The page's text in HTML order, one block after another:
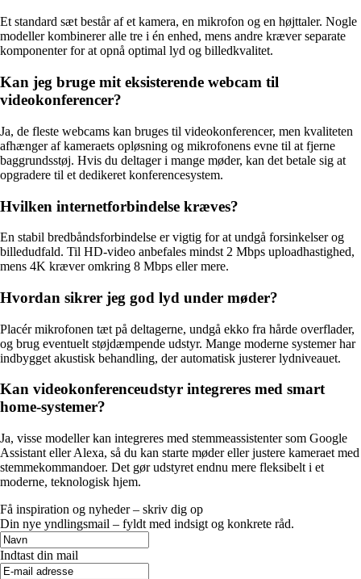
Et standard sæt består af et kamera, en mikrofon og en højttaler. Nogle
modeller kombinerer alle tre i én enhed, mens andre kræver separate
komponenter for at opnå optimal lyd og billedkvalitet.
Kan jeg bruge mit eksisterende webcam til
videokonferencer?
Ja, de fleste webcams kan bruges til videokonferencer, men kvaliteten
afhænger af kameraets opløsning og mikrofonens evne til at fjerne
baggrundsstøj. Hvis du deltager i mange møder, kan det betale sig at
opgradere til et dedikeret konferencesystem.
Hvilken internetforbindelse kræves?
En stabil bredbåndsforbindelse er vigtig for at undgå forsinkelser og
billedudfald. Til HD-video anbefales mindst 2 Mbps uploadhastighed,
mens 4K kræver omkring 8 Mbps eller mere.
Hvordan sikrer jeg god lyd under møder?
Placér mikrofonen tæt på deltagerne, undgå ekko fra hårde overflader,
og brug eventuelt støjdæmpende udstyr. Mange moderne systemer har
indbygget akustisk behandling, der automatisk justerer lydniveauet.
Kan videokonferenceudstyr integreres med smart
home-systemer?
Ja, visse modeller kan integreres med stemmeassistenter som Google
Assistant eller Alexa, så du kan starte møder eller justere kameraet med
stemmekommandoer. Det gør udstyret endnu mere fleksibelt i et
moderne, teknologisk hjem.
Få inspiration og nyheder – skriv dig op
Din nye yndlingsmail – fyldt med indsigt og konkrete råd.
Indtast din mail